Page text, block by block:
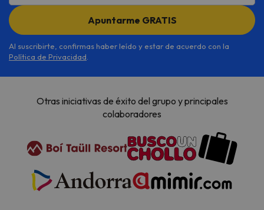
Apuntarme GRATIS
Al suscribirte, confirmas haber leído y estar de acuerdo con la
Política de Privacidad
Otras iniciativas de éxito del grupo y principales
colaboradores